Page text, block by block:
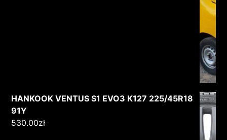
HANKOOK VENTUS S1 EVO3 K127 225/45R18
91Y
530.00zł